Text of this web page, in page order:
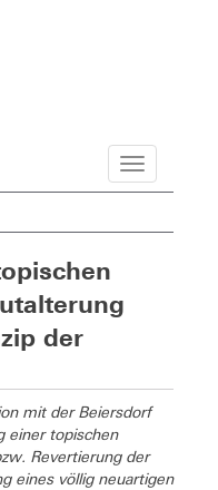
Navigation
der
mit der Beiersdorf
einer topischen
Revertierung der
eines völlig neuartigen